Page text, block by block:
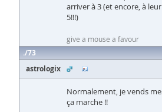
arriver à 3 (et encore, à
5!!!)
give a mouse a favour
73
astrologix
Normalement, je vends
ça marche !!